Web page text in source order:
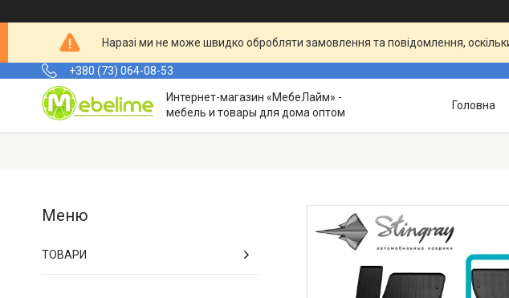
Наразі ми не може швидко обробляти замовлення та повідомлення,
+380 (73) 064-08-53
Интернет-магазин «МебеЛайм» -
мебель и товары для дома оптом
Головна
ТОВАРИ